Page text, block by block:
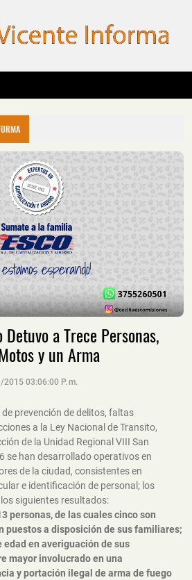
a Trece Personas,
y un Arma
03:06:00 P. M.
prevención de delitos, faltas
a la Ley Nacional de Transito,
de la Unidad Regional VIII San
se han desarrollado operativos en
de la ciudad, consistentes en
e identificación de personal; los
siguientes resultados:
personas, de las cuales cinco son
puestos a disposición de sus familiares;
en averiguación de sus
mayor involucrado en una
y portación ilegal de arma de fuego